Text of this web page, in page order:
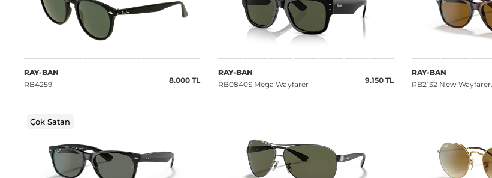
RAY-BAN
RB4259
8.000 TL
RAY-BAN
RB0840S Mega Wayfarer
9.150 TL
RAY-BAN
RB2132 New Wayfarer
Çok Satan